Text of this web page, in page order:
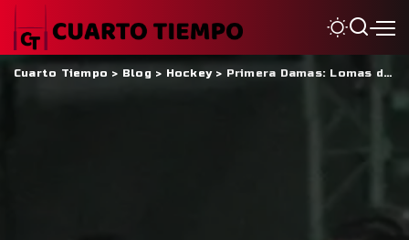
Cuarto Tiempo > Blog > Hockey> Primera Damas: Lomas de Rivadavia finalista del Torneo de Hockey Pista